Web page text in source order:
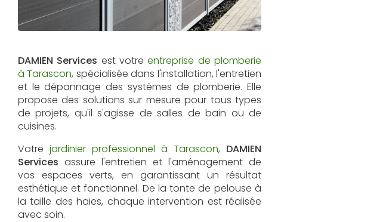
DAMIEN Services est votreentreprise de plomberie
à Tarascon, spécialisée dans l'installation, l'entretien
et le dépannage des systèmes de plomberie. Elle
propose des solutions sur mesure pour tous types
de projets, qu'il s'agisse de salles de bain ou de
cuisines.
Votre jardinier professionnel à Tarascon, DAMIEN
Services assure l'entretien et l'aménagement de
vos espaces verts, en garantissant un résultat
esthétique et fonctionnel. De la tonte de pelouse à
la taille des haies, chaque intervention est réalisée
avec soin.